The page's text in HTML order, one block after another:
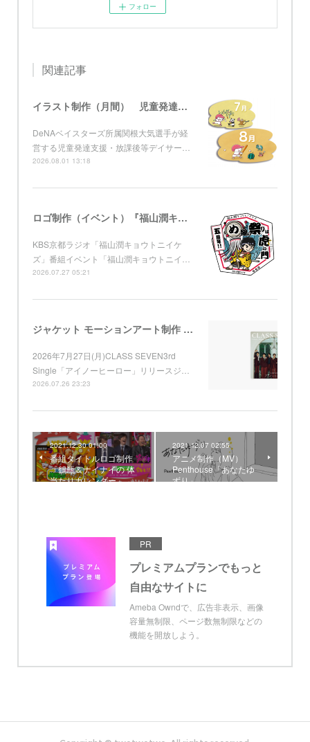
フォロー
関連記事
イラスト制作（月間） 児童発達支援・放課後等デイサービス グローブ
DeNAベイスターズ所属関根大気選手が経
営する児童発達支援・放課後等デイサー…
2026.08.01 13:18
ロゴ制作（イベント）『福山潤キョウトニイケズ ～五周年！め組の祭りは虎ノ門』 KBS京都
KBS京都ラジオ「福山潤キョウトニイケ
ズ」番組イベント「福山潤キョウトニイ…
2026.07.27 05:21
ジャケット モーションアート制作 （Apple Music) CLASS SEVEN 3rd Single「アイノーヒーロー」
2026年7月27日(月)CLASS SEVEN3rd
Single「アイノーヒーロー」リリースジ…
2026.07.26 23:23
2021.12.30 01:00
番組タイトルロゴ制作
「鶴瓶＆ナイナイの 体
当たりカレンダー」
2021.12.07 02:55
アニメ制作（MV）
Penthouse「あなたゆ
ずり」
PR
プレミアムプランでもっと
自由なサイトに
Ameba Owndで、広告非表示、画像
容量無制限、ページ数無制限などの
機能を開放しよう。